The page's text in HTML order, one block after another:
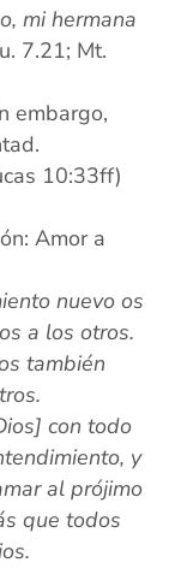
mi hermana
7.21; Mt.
embargo,
10:33ff)
Amor a
nuevo os
a los otros.
también
con todo
y
al prójimo
que todos